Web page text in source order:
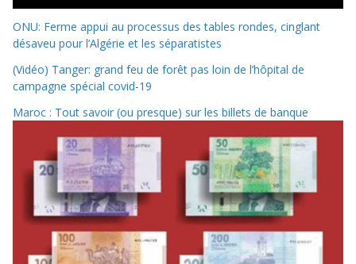
ONU: Ferme appui au processus des tables rondes, cinglant
désaveu pour l’Algérie et les séparatistes
(Vidéo) Tanger: grand feu de forêt pas loin de l’hôpital de
campagne spécial covid-19
Maroc : Tout savoir (ou presque) sur les billets de banque